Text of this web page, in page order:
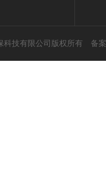
科技有限公司版权所有 备